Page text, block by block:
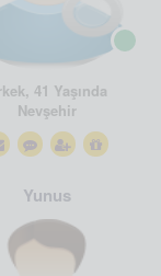
41 Yaşında
Nevşehir
Yunus